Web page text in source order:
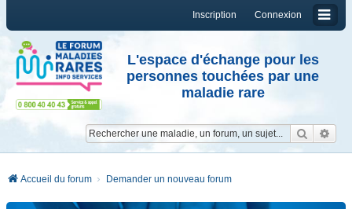
Connexion
Inscription
L'espace d'échange pour les
personnes touchées par une
maladie rare
Accueil du forum Demander un nouveau forum